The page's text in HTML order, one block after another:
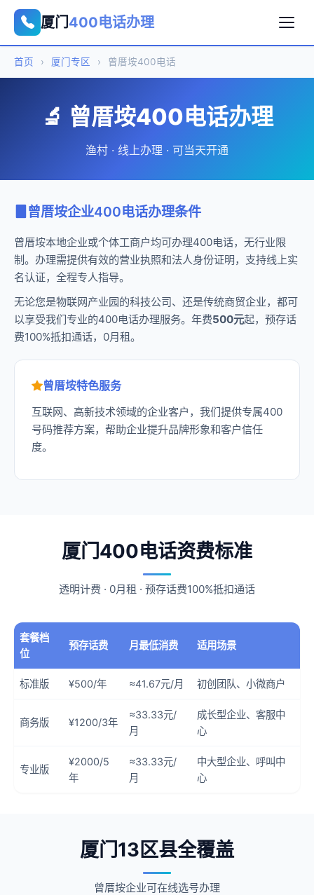
厦门400电话办理
首页 › 厦门专区 › 曾厝垵400电话
🔬 曾厝垵400电话办理
渔村 · 线上办理 · 可当天开通
曾厝垵企业400电话办理条件
曾厝垵本地企业或个体工商户均可办理400电话，无行业限
制。办理需提供有效的营业执照和法人身份证明，支持线上实
名认证，全程专人指导。
无论您是物联网产业园的科技公司、还是传统商贸企业，都可
以享受我们专业的400电话办理服务。年费500元起，预存话
费100%抵扣通话，0月租。
曾厝垵特色服务
互联网、高新技术领域的企业客户，我们提供专属400
号码推荐方案，帮助企业提升品牌形象和客户信任
度。
厦门400电话资费标准
透明计费 · 0月租 · 预存话费100%抵扣通话
套餐档
位
预存话费 月最低消费 适用场景
标准版 ¥500/年 ≈41.67元/月 初创团队、小微商户
商务版 ¥1200/3年
≈33.33元/
月
成长型企业、客服中
心
专业版
¥2000/5
年
≈33.33元/
月
中大型企业、呼叫中
心
厦门13区县全覆盖
曾厝垵企业可在线选号办理